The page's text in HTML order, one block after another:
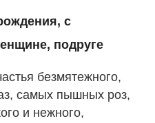
с
подруге
безмятежного,
самых пышных роз,
и нежного,